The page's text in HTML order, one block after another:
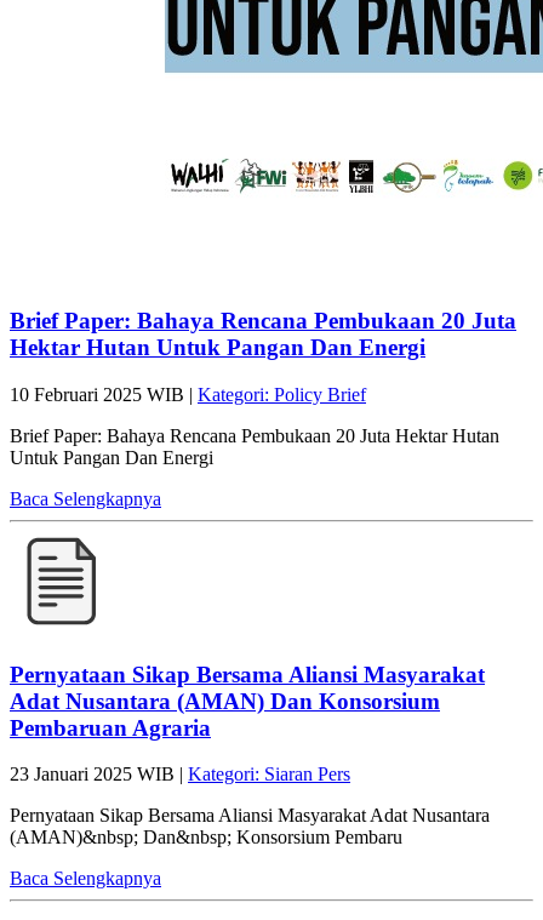
Brief Paper: Bahaya Rencana Pembukaan 20 Juta
Hektar Hutan Untuk Pangan Dan Energi
10 Februari 2025 WIB | Kategori: Policy Brief
Brief Paper: Bahaya Rencana Pembukaan 20 Juta Hektar Hutan
Untuk Pangan Dan Energi
Baca Selengkapnya
Pernyataan Sikap Bersama Aliansi Masyarakat
Adat Nusantara (AMAN) Dan Konsorsium
Pembaruan Agraria
23 Januari 2025 WIB | Kategori: Siaran Pers
Pernyataan Sikap Bersama Aliansi Masyarakat Adat Nusantara
(AMAN)&nbsp; Dan&nbsp; Konsorsium Pembaru
Baca Selengkapnya